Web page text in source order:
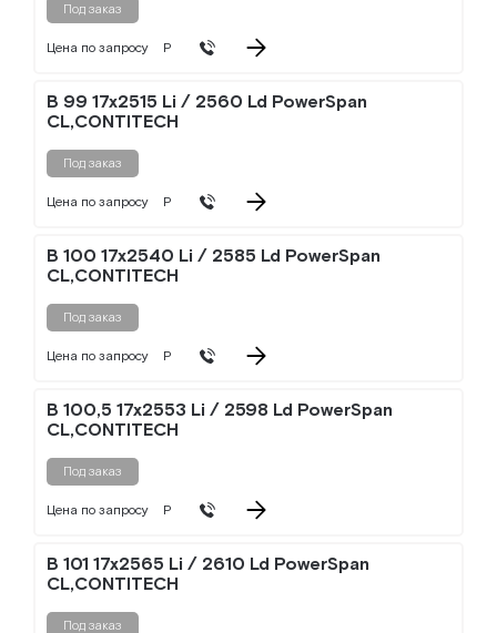
Под заказ
Цена по запросу Р
B 99 17x2515 Li / 2560 Ld PowerSpan
CL,CONTITECH
Под заказ
Цена по запросу Р
B 100 17x2540 Li / 2585 Ld PowerSpan
CL,CONTITECH
Под заказ
Цена по запросу Р
B 100,5 17x2553 Li / 2598 Ld PowerSpan
CL,CONTITECH
Под заказ
Цена по запросу Р
B 101 17x2565 Li / 2610 Ld PowerSpan
CL,CONTITECH
Под заказ